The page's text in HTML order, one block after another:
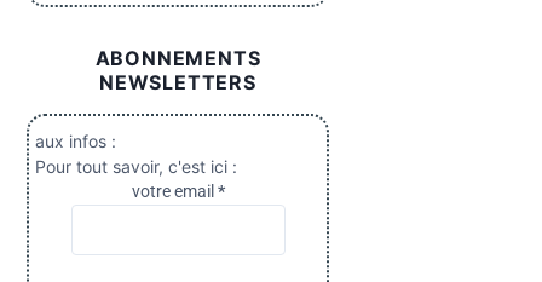
ABONNEMENTS
NEWSLETTERS
aux infos :
Pour tout savoir, c'est ici :
votre email *